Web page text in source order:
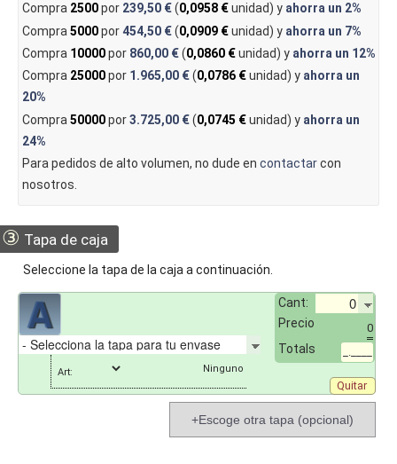
Compra 2500por 239,50 €(0,0958 €unidad) y ahorra un 2%
Compra 5000por454,50 €(0,0909 €unidad) y ahorra un 7%
Compra 10000por 860,00 €(0,0860 €unidad) y ahorra un 12%
Compra 25000por 1.965,00 €(0,0786 €unidad) y ahorra un
20%
Compra 50000por3.725,00 €(0,0745 €unidad) y ahorra un
24%
Para pedidos de alto volumen, no dude en contactarcon
nosotros.
③ Tapa de caja
Seleccione la tapa de la caja a continuación.
Cant:
Precio
0
Totals
Art:
Quitar
+Escoge otra tapa (opcional)